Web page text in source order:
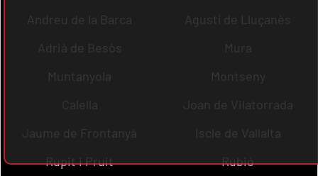
Andreu de la Barca
Agustí de Lluçanès
Adrià de Besòs
Mura
Muntanyola
Montseny
Calella
Joan de Vilatorrada
Jaume de Frontanyà
Iscle de Vallalta
Rupit i Pruit
Rubió